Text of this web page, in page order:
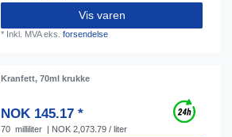
Vis varen
* Inkl. MVAeks.forsendelse
Kranfett, 70ml krukke
NOK 145.17 *
70 milliliter | NOK 2,073.79 / liter